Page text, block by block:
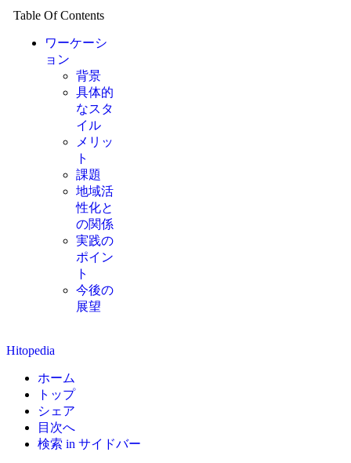
Table Of Contents
ワーケーシ
ョン
背景
具体的
なスタ
イル
メリッ
ト
課題
地域活
性化と
の関係
実践の
ポイン
ト
今後の
展望
Hitopedia
ホーム
トップ
シェア
目次へ
検索 in サイドバー